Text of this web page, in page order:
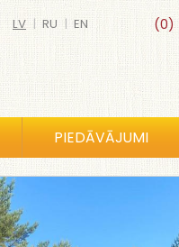
(0)
LV | RU | EN
PIEDĀVĀJUMI